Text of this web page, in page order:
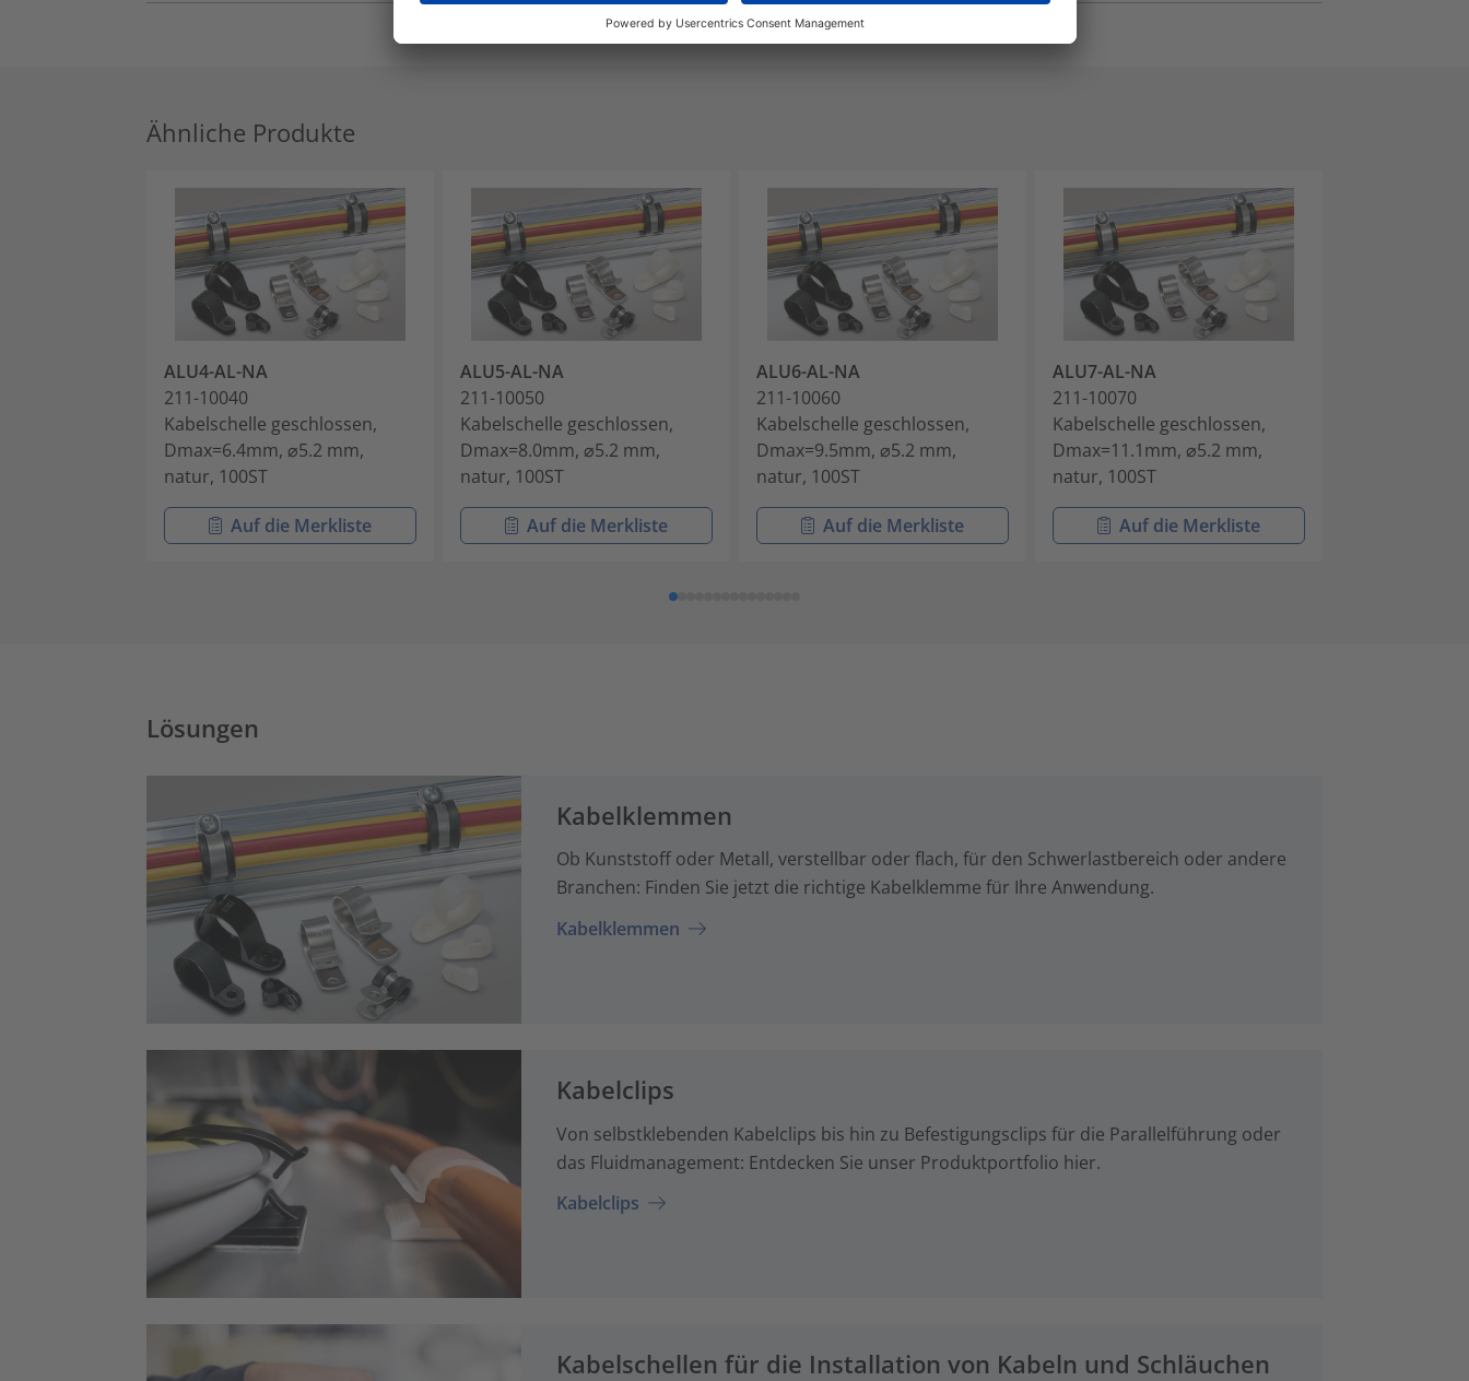
Ähnliche Produkte
ALU4-AL-NA
211-10040
Kabelschelle geschlossen,
Dmax=6.4mm, ⌀5.2 mm,
natur, 100ST
Auf die Merkliste
ALU5-AL-NA
211-10050
Kabelschelle geschlossen,
Dmax=8.0mm, ⌀5.2 mm,
natur, 100ST
Auf die Merkliste
ALU6-AL-NA
211-10060
Kabelschelle geschlossen,
Dmax=9.5mm, ⌀5.2 mm,
natur, 100ST
Auf die Merkliste
ALU7-AL-NA
211-10070
Kabelschelle geschlossen,
Dmax=11.1mm, ⌀5.2 mm,
natur, 100ST
Auf die Merkliste
Lösungen
Kabelklemmen
Ob Kunststoff oder Metall, verstellbar oder flach, für den Schwerlastbereich oder andere
Branchen: Finden Sie jetzt die richtige Kabelklemme für Ihre Anwendung.
Kabelklemmen
Kabelclips
Von selbstklebenden Kabelclips bis hin zu Befestigungsclips für die Parallelführung oder
das Fluidmanagement: Entdecken Sie unser Produktportfolio hier.
Kabelclips
Kabelschellen für die Installation von Kabeln und Schläuchen